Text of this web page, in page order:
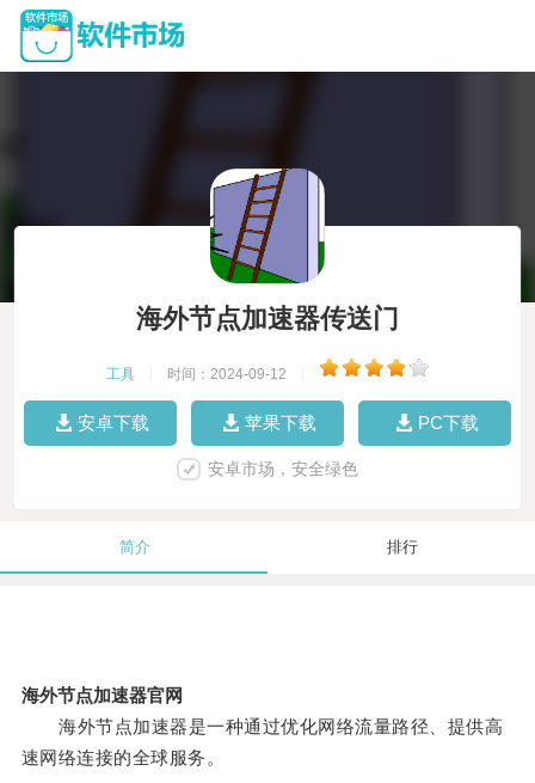
海外节点加速器传送门
工具 时间：2024-09-12
安卓下载 苹果下载 PC下载
安卓市场，安全绿色
简介 排行
海外节点加速器官网
海外节点加速器是一种通过优化网络流量路径、提供高
速网络连接的全球服务。